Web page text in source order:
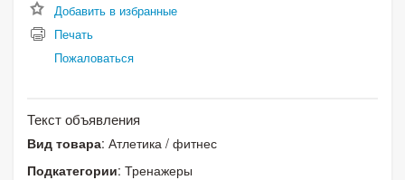
Добавить в избранные
Печать
Пожаловаться
Текст объявления
Вид товара: Атлетика / фитнес
Подкатегории: Тренажеры